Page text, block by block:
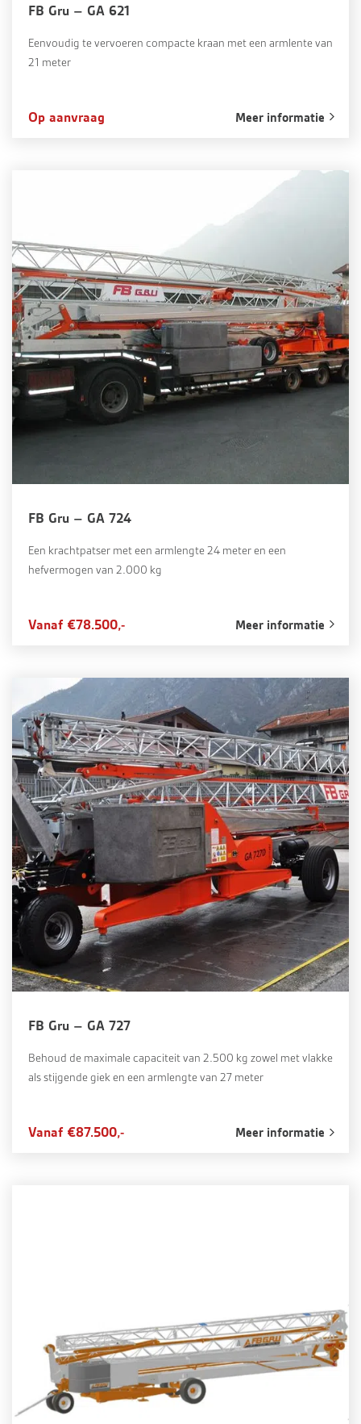
FB Gru – GA 621
Eenvoudig te vervoeren compacte kraan met een armlente van
21 meter
Op aanvraag Meer informatie
FB Gru – GA 724
Een krachtpatser met een armlengte 24 meter en een
hefvermogen van 2.000 kg
Vanaf €78.500,- Meer informatie
FB Gru – GA 727
Behoud de maximale capaciteit van 2.500 kg zowel met vlakke
als stijgende giek en een armlengte van 27 meter
Vanaf €87.500,- Meer informatie